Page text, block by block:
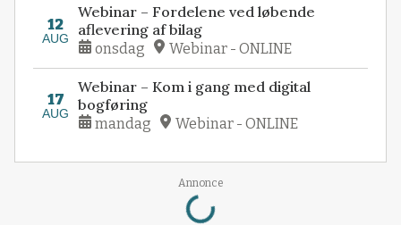
12
AUG
Webinar – Fordelene ved løbende
aflevering af bilag
onsdag Webinar - ONLINE
17
AUG
Webinar – Kom i gang med digital
bogføring
mandag Webinar - ONLINE
Annonce
Loading...